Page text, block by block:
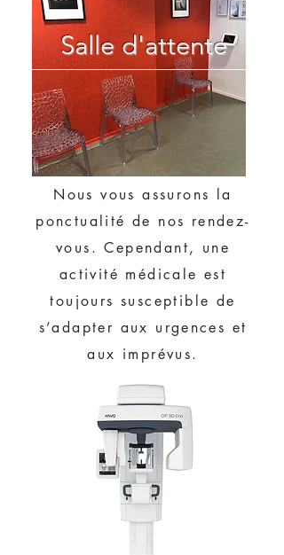
Salle d'attente
Nous vous assurons la
ponctualité de nos rendez-
vous. Cependant, une
activité médicale est
toujours susceptible de
s’adapter aux urgences et
aux imprévus.